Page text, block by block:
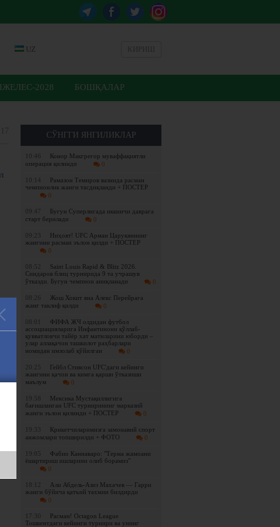
UZ
2028 БОШҚАЛАР
СЎНГГИ ЯНГИЛИКЛАР
10:46
Конор Макгрегор муваффақиятли
операция қилинди
0
10:14
Рамазон Темиров вазнида расман
чемпионлик жанги тасдиқланди + ПОСТЕР
0
09:47
Бугун Суперлигада иккинчи даврага
старт берилади
0
09:23
Ниҳоят! UFC Арман Царукяннинг
жангини расман эълон қилди + ПОСТЕР
0
08:52
Saint Louis Rapid & Blitz 2026.
Синдаров блиц турнирида 9 та учрашув
ўтказди. Бугун чемпион аниқланади
0
08:26
Жош Хокит яна Алекс Перейрага
жанг таклиф қилди
0
08:01
ФИФА ЖЧ олдидан футбол
ассоциацияларига Инфантинони қўллаб-
қувватловчи тайёр хат матнларини юборди –
улар аллақачон ташкилот раҳбарлари
номидан имзолаб қўйилган
0
20:25
Гейбл Стивсон UFC'даги кейинги
жангини қачон ва кимга қарши ўтказиши
маълум
0
19:58
Мексика Мустақиллигига
бағишланган UFC турнирининг марказий
жанги эълон қилинди + ПОСТЕР
0
19:33
Крикетчиларимизга замонавий спорт
анжомлари топширилди + ФОТО
0
19:05
Фабио Каннаваро: "Терма жамоани
ёшартириш ишларини олиб борамиз"
0
18:12
Али Абдель-Азиз Махачев — Гарри
жанги бўйича қатъий тахмин билдирди
0
17:30
Расман! Octagon League
Тошкентдаги кейинги турнири ва унинг